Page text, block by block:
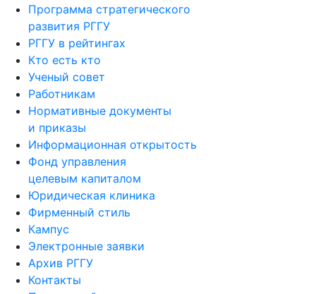
Программа стратегического
развития РГГУ
РГГУ в рейтингах
Кто есть кто
Ученый совет
Работникам
Нормативные документы
и приказы
Информационная открытость
Фонд управления
целевым капиталом
Юридическая клиника
Фирменный стиль
Кампус
Электронные заявки
Архив РГГУ
Контакты